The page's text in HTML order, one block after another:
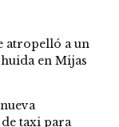
atropelló a un
en Mijas
taxi para